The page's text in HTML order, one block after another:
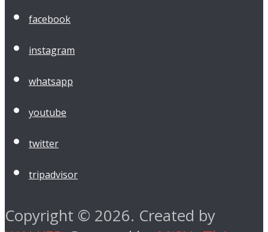
facebook
instagram
whatsapp
youtube
twitter
tripadvisor
Copyright © 2026. Created by